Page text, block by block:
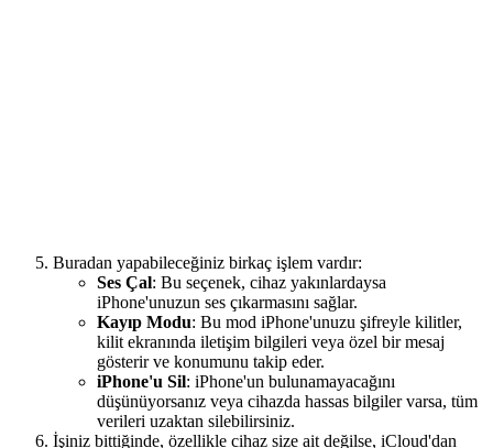
Buradan yapabileceğiniz birkaç işlem vardır:
Ses Çal: Bu seçenek, cihaz yakınlardaysa
iPhone'unuzun ses çıkarmasını sağlar.
Kayıp Modu: Bu mod iPhone'unuzu şifreyle kilitler,
kilit ekranında iletişim bilgileri veya özel bir mesaj
gösterir ve konumunu takip eder.
iPhone'u Sil: iPhone'un bulunamayacağını
düşünüyorsanız veya cihazda hassas bilgiler varsa, tüm
verileri uzaktan silebilirsiniz.
İşiniz bittiğinde, özellikle cihaz size ait değilse, iCloud'dan